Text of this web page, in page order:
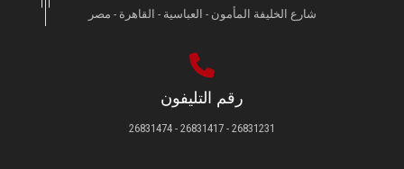
شارع الخليفة المأمون - العباسية - القاهرة - مصر
رقم التليفون
26831231 - 26831417 - 26831474